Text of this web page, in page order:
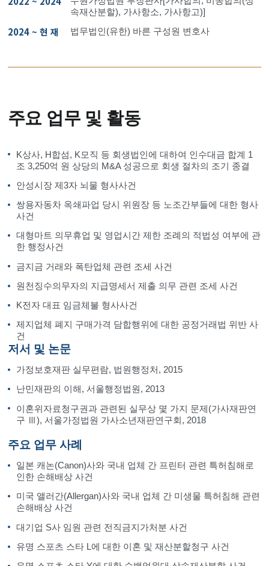
속재산분할), 가사항소, 가사항고)]
2024 ~ 현 재 법무법인(유한) 바른 구성원 변호사
주요 업무 및 활동
K상사, H합섬, K모직 등 회생법인에 대하여 인수대금 합계 1
조 3,250억 원 상당의 M&A 성공으로 회생 절차의 조기 종결
안성시장 제3자 뇌물 형사사건
쌍용자동차 옥쇄파업 당시 위원장 등 노조간부들에 대한 형사
사건
대형마트 의무휴업 및 영업시간 제한 조례의 적법성 여부에 관
한 행정사건
금지금 거래와 폭탄업체 관련 조세 사건
원천징수의무자의 지급명세서 제출 의무 관련 조세 사건
K전자 대표 임금체불 형사사건
제지업체 폐지 구매가격 담합행위에 대한 공정거래법 위반 사
건
저서 및 논문
가정보호재판 실무편람, 법원행정처, 2015
난민재판의 이해, 서울행정법원, 2013
이혼위자료청구권과 관련된 실무상 몇 가지 문제(가사재판연
구 Ⅲ), 서울가정법원 가사소년재판연구회, 2018
주요 업무 사례
일본 캐논(Canon)사와 국내 업체 간 프린터 관련 특허침해로
인한 손해배상 사건
미국 앨러간(Allergan)사와 국내 업체 간 미생물 특허침해 관련
손해배상 사건
대기업 S사 임원 관련 전직금지가처분 사건
유명 스포츠 스타 L에 대한 이혼 및 재산분할청구 사건